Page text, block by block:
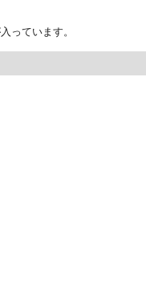
っています。